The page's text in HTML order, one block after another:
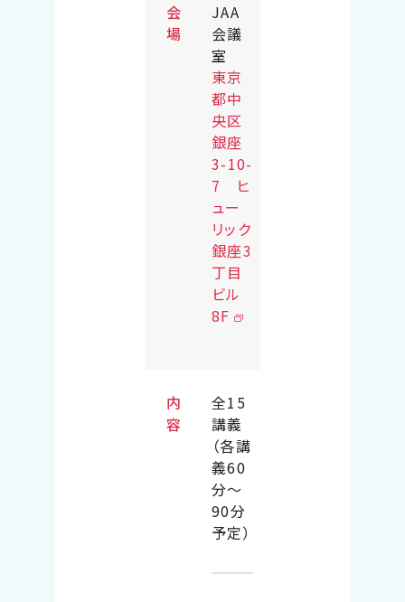
会
場
JAA
会議
室
東京
都中
央区
銀座
3-10-
7 ヒ
ュー
リック
銀座3
丁目
ビル
8F
内
容
全15
講義
（各講
義60
分～
90分
予定）